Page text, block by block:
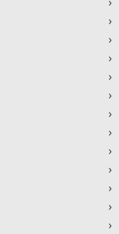
›
›
›
›
›
›
›
›
›
›
›
›